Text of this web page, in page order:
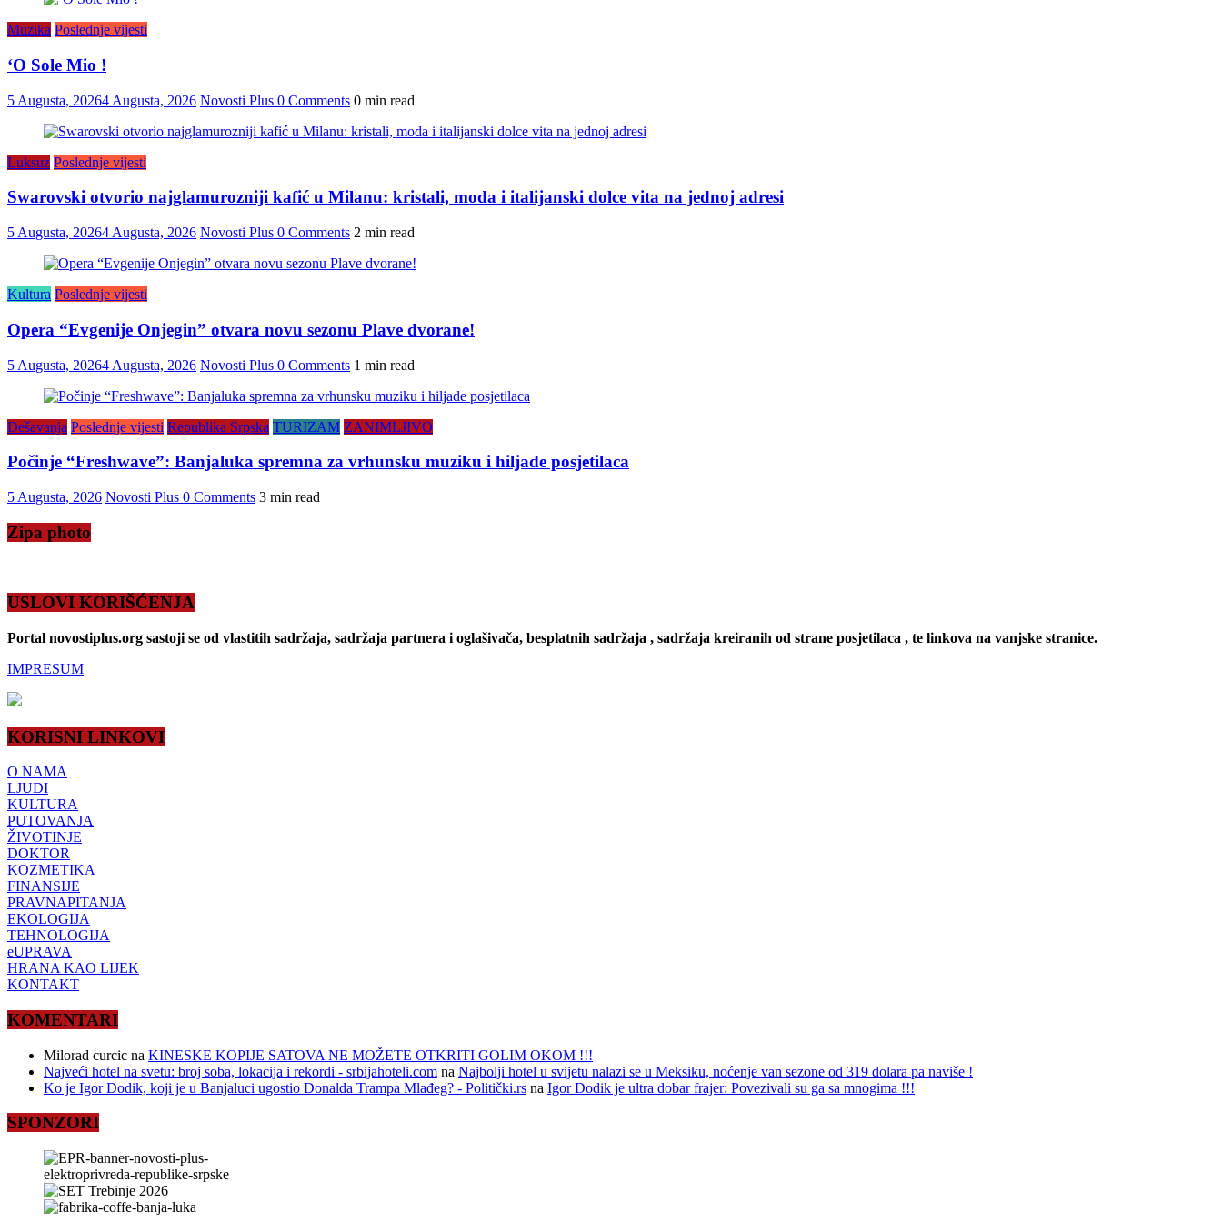
Muzika Poslednje vijesti
‘O Sole Mio !
5 Augusta, 20264 Augusta, 2026 Novosti Plus 0 Comments 0 min read
Luksuz Poslednje vijesti
Swarovski otvorio najglamurozniji kafić u Milanu: kristali, moda i italijanski dolce vita na jednoj adresi
5 Augusta, 20264 Augusta, 2026 Novosti Plus 0 Comments 2 min read
Kultura Poslednje vijesti
Opera “Evgenije Onjegin” otvara novu sezonu Plave dvorane!
5 Augusta, 20264 Augusta, 2026 Novosti Plus 0 Comments 1 min read
Dešavanja Poslednje vijesti Republika Srpska TURIZAM ZANIMLJIVO
Počinje “Freshwave”: Banjaluka spremna za vrhunsku muziku i hiljade posjetilaca
5 Augusta, 2026 Novosti Plus 0 Comments 3 min read
Zipa photo
USLOVI KORIŠĆENJA
Portal novostiplus.org sastoji se od vlastitih sadržaja, sadržaja partnera i oglašivača, besplatnih sadržaja , sadržaja kreiranih od strane posjetilaca , te linkova na vanjske stranice.
IMPRESUM
KORISNI LINKOVI
O NAMA
LJUDI
KULTURA
PUTOVANJA
ŽIVOTINJE
DOKTOR
KOZMETIKA
FINANSIJE
PRAVNAPITANJA
EKOLOGIJA
TEHNOLOGIJA
eUPRAVA
HRANA KAO LIJEK
KONTAKT
KOMENTARI
Milorad curcic na KINESKE KOPIJE SATOVA NE MOŽETE OTKRITI GOLIM OKOM !!!
Najveći hotel na svetu: broj soba, lokacija i rekordi - srbijahoteli.com na Najbolji hotel u svijetu nalazi se u Meksiku, noćenje van sezone od 319 dolara pa naviše !
Ko je Igor Dodik, koji je u Banjaluci ugostio Donalda Trampa Mlađeg? - Politički.rs na Igor Dodik je ultra dobar frajer: Povezivali su ga sa mnogima !!!
SPONZORI